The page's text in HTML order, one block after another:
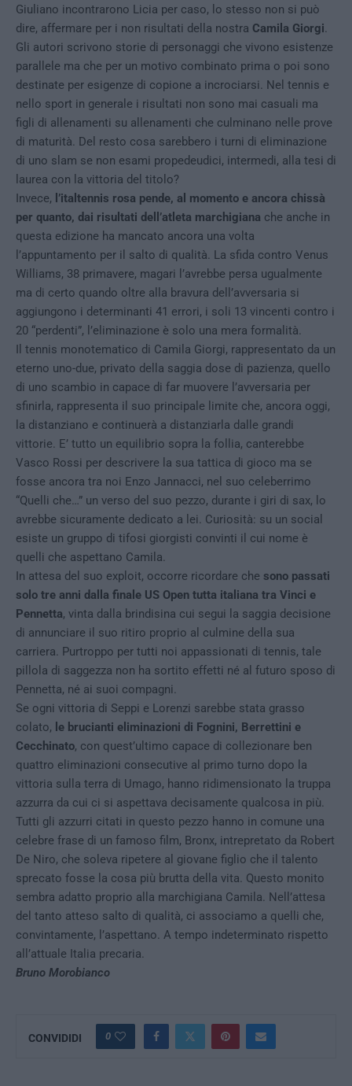
Giuliano incontrarono Licia per caso, lo stesso non si può
dire, affermare per i non risultati della nostra Camila Giorgi.
Gli autori scrivono storie di personaggi che vivono esistenze
parallele ma che per un motivo combinato prima o poi sono
destinate per esigenze di copione a incrociarsi. Nel tennis e
nello sport in generale i risultati non sono mai casuali ma
figli di allenamenti su allenamenti che culminano nelle prove
di maturità. Del resto cosa sarebbero i turni di eliminazione
di uno slam se non esami propedeudici, intermedi, alla tesi di
laurea con la vittoria del titolo?
Invece, l’italtennis rosa pende, al momento e ancora chissà
per quanto, dai risultati dell’atleta marchigiana che anche in
questa edizione ha mancato ancora una volta
l’appuntamento per il salto di qualità. La sfida contro Venus
Williams, 38 primavere, magari l’avrebbe persa ugualmente
ma di certo quando oltre alla bravura dell’avversaria si
aggiungono i determinanti 41 errori, i soli 13 vincenti contro i
20 “perdenti”, l’eliminazione è solo una mera formalità.
Il tennis monotematico di Camila Giorgi, rappresentato da un
eterno uno-due, privato della saggia dose di pazienza, quello
di uno scambio in capace di far muovere l’avversaria per
sfinirla, rappresenta il suo principale limite che, ancora oggi,
la distanziano e continuerà a distanziarla dalle grandi
vittorie. E’ tutto un equilibrio sopra la follia, canterebbe
Vasco Rossi per descrivere la sua tattica di gioco ma se
fosse ancora tra noi Enzo Jannacci, nel suo celeberrimo
“Quelli che…” un verso del suo pezzo, durante i giri di sax, lo
avrebbe sicuramente dedicato a lei. Curiosità: su un social
esiste un gruppo di tifosi giorgisti convinti il cui nome è
quelli che aspettano Camila.
In attesa del suo exploit, occorre ricordare che sono passati
solo tre anni dalla finale US Open tutta italiana tra Vinci e
Pennetta, vinta dalla brindisina cui segui la saggia decisione
di annunciare il suo ritiro proprio al culmine della sua
carriera. Purtroppo per tutti noi appassionati di tennis, tale
pillola di saggezza non ha sortito effetti né al futuro sposo di
Pennetta, né ai suoi compagni.
Se ogni vittoria di Seppi e Lorenzi sarebbe stata grasso
colato, le brucianti eliminazioni di Fognini, Berrettini e
Cecchinato, con quest’ultimo capace di collezionare ben
quattro eliminazioni consecutive al primo turno dopo la
vittoria sulla terra di Umago, hanno ridimensionato la truppa
azzurra da cui ci si aspettava decisamente qualcosa in più.
Tutti gli azzurri citati in questo pezzo hanno in comune una
celebre frase di un famoso film, Bronx, intrepretato da Robert
De Niro, che soleva ripetere al giovane figlio che il talento
sprecato fosse la cosa più brutta della vita. Questo monito
sembra adatto proprio alla marchigiana Camila. Nell’attesa
del tanto atteso salto di qualità, ci associamo a quelli che,
convintamente, l’aspettano. A tempo indeterminato rispetto
all’attuale Italia precaria.
Bruno Morobianco
CONVIDIDI 0